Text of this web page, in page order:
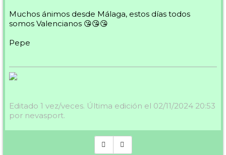
Muchos ánimos desde Málaga, estos días todos
somos Valencianos 😘😘😘
Pepe
Editado 1 vez/veces. Última edición el 02/11/2024 20:53
por nevasport.